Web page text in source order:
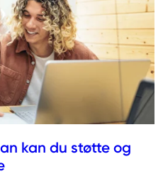
kan du støtte og